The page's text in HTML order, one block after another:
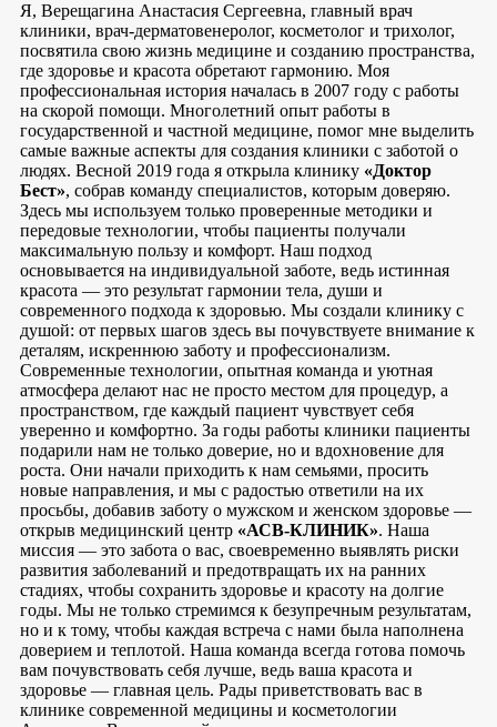
Я, Верещагина Анастасия Сергеевна, главный врач
клиники, врач-дерматовенеролог, косметолог и трихолог,
посвятила свою жизнь медицине и созданию пространства,
где здоровье и красота обретают гармонию. Моя
профессиональная история началась в 2007 году с работы
на скорой помощи. Многолетний опыт работы в
государственной и частной медицине, помог мне выделить
самые важные аспекты для создания клиники с заботой о
людях. Весной 2019 года я открыла клинику «Доктор
Бест», собрав команду специалистов, которым доверяю.
Здесь мы используем только проверенные методики и
передовые технологии, чтобы пациенты получали
максимальную пользу и комфорт. Наш подход
основывается на индивидуальной заботе, ведь истинная
красота — это результат гармонии тела, души и
современного подхода к здоровью. Мы создали клинику с
душой: от первых шагов здесь вы почувствуете внимание к
деталям, искреннюю заботу и профессионализм.
Современные технологии, опытная команда и уютная
атмосфера делают нас не просто местом для процедур, а
пространством, где каждый пациент чувствует себя
уверенно и комфортно. За годы работы клиники пациенты
подарили нам не только доверие, но и вдохновение для
роста. Они начали приходить к нам семьями, просить
новые направления, и мы с радостью ответили на их
просьбы, добавив заботу о мужском и женском здоровье —
открыв медицинский центр «АСВ-КЛИНИК». Наша
миссия — это забота о вас, своевременно выявлять риски
развития заболеваний и предотвращать их на ранних
стадиях, чтобы сохранить здоровье и красоту на долгие
годы. Мы не только стремимся к безупречным результатам,
но и к тому, чтобы каждая встреча с нами была наполнена
доверием и теплотой. Наша команда всегда готова помочь
вам почувствовать себя лучше, ведь ваша красота и
здоровье — главная цель. Рады приветствовать вас в
клинике современной медицины и косметологии